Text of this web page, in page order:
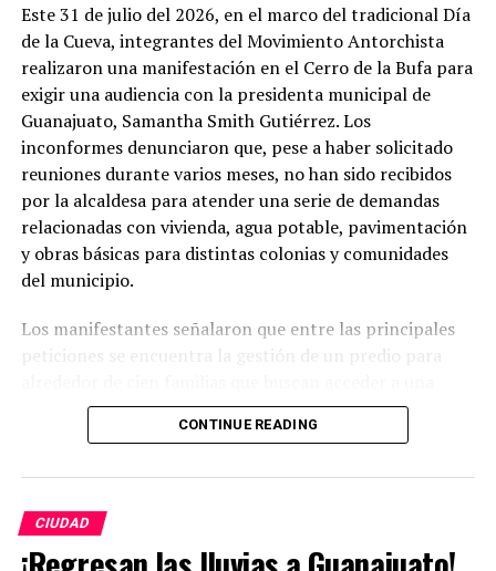
Este 31 de julio del 2026, en el marco del tradicional Día
de la Cueva, integrantes del Movimiento Antorchista
realizaron una manifestación en el Cerro de la Bufa para
exigir una audiencia con la presidenta municipal de
Guanajuato, Samantha Smith Gutiérrez. Los
inconformes denunciaron que, pese a haber solicitado
reuniones durante varios meses, no han sido recibidos
por la alcaldesa para atender una serie de demandas
relacionadas con vivienda, agua potable, pavimentación
y obras básicas para distintas colonias y comunidades
del municipio.
Los manifestantes señalaron que entre las principales
peticiones se encuentra la gestión de un predio para
vivienda digna, así como la ampliación del sistema de
agua potable en la comunidad de Campuzano. También
El Tejabán, El Coyote y la zona de El Cubo, asegurando
que estas obras son indispensables para mejorar la
CONTINUE READING
CIUDAD